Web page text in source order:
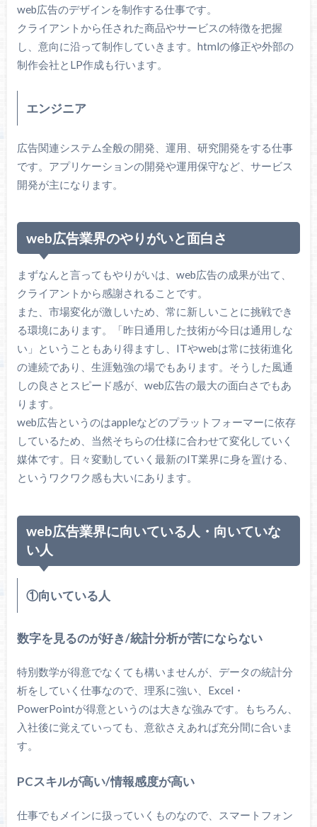
web広告のデザインを制作する仕事です。
クライアントから任された商品やサービスの特徴を把握
し、意向に沿って制作していきます。htmlの修正や外部の
制作会社とLP作成も行います。
エンジニア
広告関連システム全般の開発、運用、研究開発をする仕事
です。アプリケーションの開発や運用保守など、サービス
開発が主になります。
web広告業界のやりがいと面白さ
まずなんと言ってもやりがいは、web広告の成果が出て、
クライアントから感謝されることです。
また、市場変化が激しいため、常に新しいことに挑戦でき
る環境にあります。「昨日通用した技術が今日は通用しな
い」ということもあり得ますし、ITやwebは常に技術進化
の連続であり、生涯勉強の場でもあります。そうした風通
しの良さとスピード感が、web広告の最大の面白さでもあ
ります。
web広告というのはappleなどのプラットフォーマーに依存
しているため、当然そちらの仕様に合わせて変化していく
媒体です。日々変動していく最新のIT業界に身を置ける、
というワクワク感も大いにあります。
web広告業界に向いている人・向いていな
い人
①向いている人
数字を見るのが好き/統計分析が苦にならない
特別数学が得意でなくても構いませんが、データの統計分
析をしていく仕事なので、理系に強い、Excel・
PowerPointが得意というのは大きな強みです。もちろん、
入社後に覚えていっても、意欲さえあれば充分間に合いま
す。
PCスキルが高い/情報感度が高い
仕事でもメインに扱っていくものなので、スマートフォン